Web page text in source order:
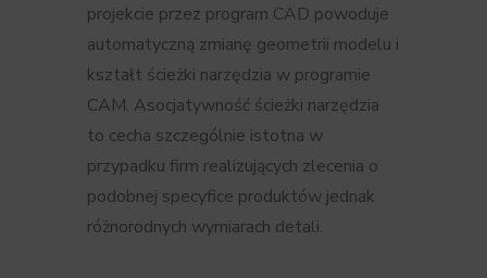
projekcie przez program CAD powoduje
automatyczną zmianę geometrii modelu i
kształt ścieżki narzędzia w programie
CAM. Asocjatywność ścieżki narzędzia
to cecha szczególnie istotna w
przypadku firm realizujących zlecenia o
podobnej specyfice produktów jednak
różnorodnych wymiarach detali.